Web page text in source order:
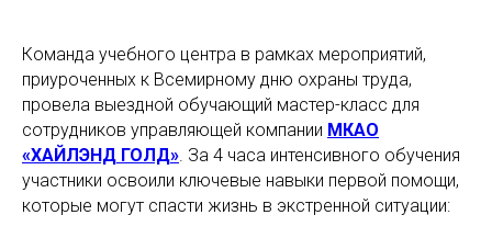
Команда учебного центра в рамках мероприятий,
приуроченных к Всемирному дню охраны труда,
провела выездной обучающий мастер-класс для
сотрудников управляющей компании МКАО
«ХАЙЛЭНД ГОЛД». За 4 часа интенсивного обучения
участники освоили ключевые навыки первой помощи,
которые могут спасти жизнь в экстренной ситуации: